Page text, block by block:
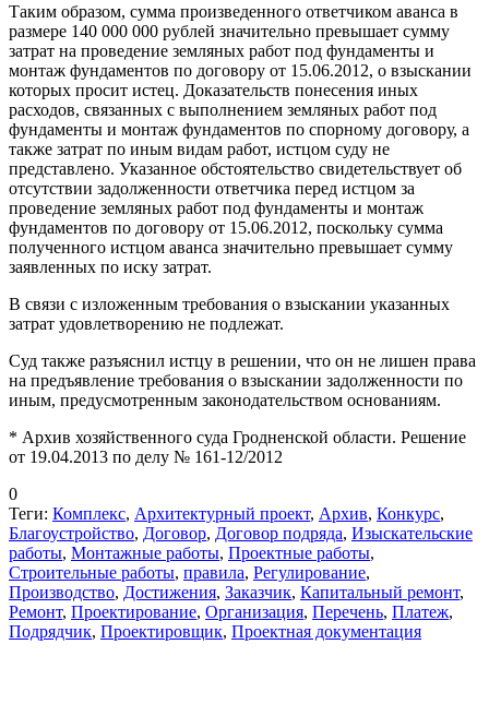
Таким образом, сумма произведенного ответчиком аванса в
размере 140 000 000 рублей значительно превышает сумму
затрат на проведение земляных работ под фундаменты и
монтаж фундаментов по договору от 15.06.2012, о взыскании
которых просит истец. Доказательств понесения иных
расходов, связанных с выполнением земляных работ под
фундаменты и монтаж фундаментов по спорному договору, а
также затрат по иным видам работ, истцом суду не
представлено. Указанное обстоятельство свидетельствует об
отсутствии задолженности ответчика перед истцом за
проведение земляных работ под фундаменты и монтаж
фундаментов по договору от 15.06.2012, поскольку сумма
полученного истцом аванса значительно превышает сумму
заявленных по иску затрат.
В связи с изложенным требования о взыскании указанных
затрат удовлетворению не подлежат.
Суд также разъяснил истцу в решении, что он не лишен права
на предъявление требования о взыскании задолженности по
иным, предусмотренным законодательством основаниям.
* Архив хозяйственного суда Гродненской области. Решение
от 19.04.2013 по делу № 161-12/2012
0
Теги: Комплекс, Архитектурный проект, Архив, Конкурс,
Благоустройство, Договор, Договор подряда, Изыскательские
работы, Монтажные работы, Проектные работы,
Строительные работы, правила, Регулирование,
Производство, Достижения, Заказчик, Капитальный ремонт,
Ремонт, Проектирование, Организация, Перечень, Платеж,
Подрядчик, Проектировщик, Проектная документация